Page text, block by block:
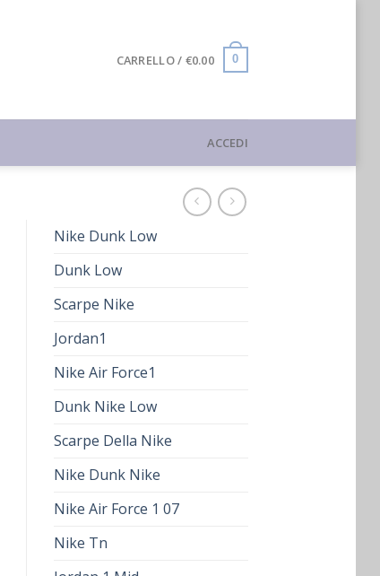
CARRELLO / €0.00 0
ACCEDI
Nike Dunk Low
Dunk Low
Scarpe Nike
Jordan1
Nike Air Force1
Dunk Nike Low
Scarpe Della Nike
Nike Dunk Nike
Nike Air Force 1 07
Nike Tn